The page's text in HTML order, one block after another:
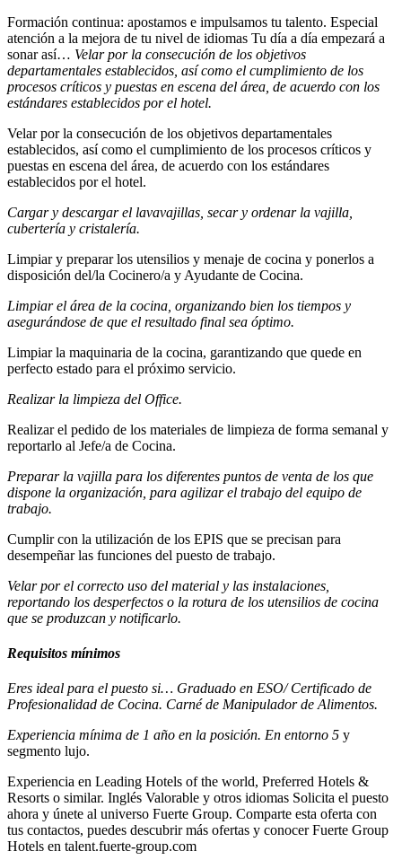
Formación continua: apostamos e impulsamos tu talento. Especial
atención a la mejora de tu nivel de idiomas Tu día a día empezará a
sonar así… Velar por la consecución de los objetivos
departamentales establecidos, así como el cumplimiento de los
procesos críticos y puestas en escena del área, de acuerdo con los
estándares establecidos por el hotel.
Velar por la consecución de los objetivos departamentales
establecidos, así como el cumplimiento de los procesos críticos y
puestas en escena del área, de acuerdo con los estándares
establecidos por el hotel.
Cargar y descargar el lavavajillas, secar y ordenar la vajilla,
cubertería y cristalería.
Limpiar y preparar los utensilios y menaje de cocina y ponerlos a
disposición del/la Cocinero/a y Ayudante de Cocina.
Limpiar el área de la cocina, organizando bien los tiempos y
asegurándose de que el resultado final sea óptimo.
Limpiar la maquinaria de la cocina, garantizando que quede en
perfecto estado para el próximo servicio.
Realizar la limpieza del Office.
Realizar el pedido de los materiales de limpieza de forma semanal y
reportarlo al Jefe/a de Cocina.
Preparar la vajilla para los diferentes puntos de venta de los que
dispone la organización, para agilizar el trabajo del equipo de
trabajo.
Cumplir con la utilización de los EPIS que se precisan para
desempeñar las funciones del puesto de trabajo.
Velar por el correcto uso del material y las instalaciones,
reportando los desperfectos o la rotura de los utensilios de cocina
que se produzcan y notificarlo.
Requisitos mínimos
Eres ideal para el puesto si… Graduado en ESO/ Certificado de
Profesionalidad de Cocina. Carné de Manipulador de Alimentos.
Experiencia mínima de 1 año en la posición. En entorno 5 y
segmento lujo.
Experiencia en Leading Hotels of the world, Preferred Hotels &
Resorts o similar. Inglés Valorable y otros idiomas Solicita el puesto
ahora y únete al universo Fuerte Group. Comparte esta oferta con
tus contactos, puedes descubrir más ofertas y conocer Fuerte Group
Hotels en talent.fuerte-group.com